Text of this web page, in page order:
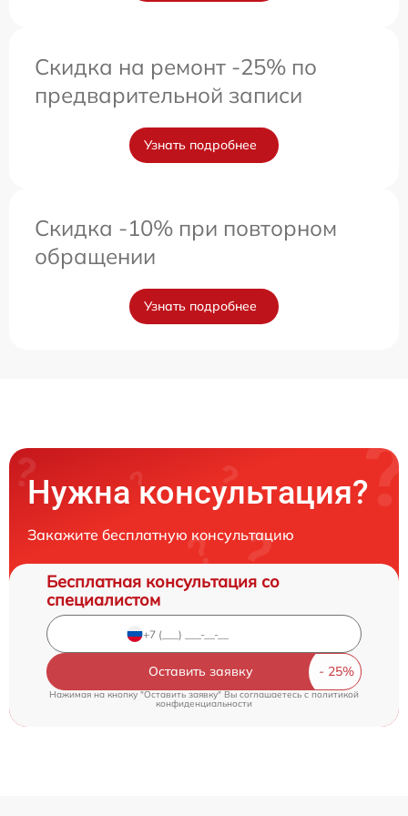
Скидка на ремонт -25% по
предварительной записи
Узнать подробнее
Скидка -10% при повторном
обращении
Узнать подробнее
Нужна консультация?
Закажите бесплатную консультацию
Бесплатная консультация со
специалистом
Оставить заявку
Нажимая на кнопку "Оставить заявку" Вы соглашаетесь cполитикой
конфиденциальности